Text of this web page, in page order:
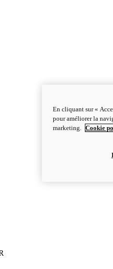
En cliquant sur «
pour améliorer la
marketing.
Cookie